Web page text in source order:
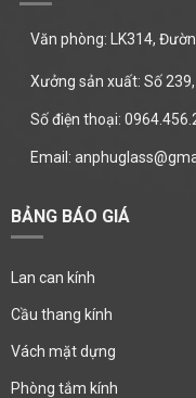
Văn phòng: LK314,
Xưởng sản xuất: Số
Số điện thoại:
Email:
BẢNG BÁO GIÁ
Lan can kính
Cầu thang kính
Vách mặt dựng
Phòng tắm kính